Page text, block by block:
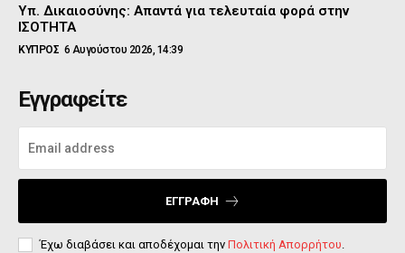
Υπ. Δικαιοσύνης: Απαντά για τελευταία φορά στην
ΙΣΟΤΗΤΑ
ΚΥΠΡΟΣ 6 Αυγούστου 2026, 14:39
Εγγραφείτε
ΕΓΓΡΑΦΉ
Έχω διαβάσει και αποδέχομαι την Πολιτική Απορρήτου